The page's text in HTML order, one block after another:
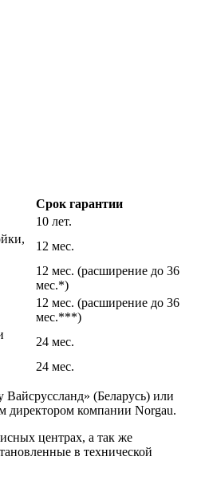
Срок гарантии
10 лет.
12 мес.
12 мес. (расширение до 36
мес.*)
12 мес. (расширение до 36
мес.***)
24 мес.
24 мес.
(Беларусь) или
директором компании Norgau.
центрах, а так же
в технической